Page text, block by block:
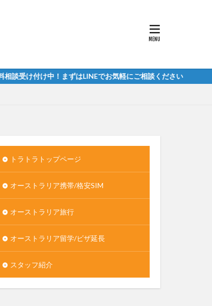
ずはLINEでお気軽にご相談ください
トラトラトップページ
オーストラリア携帯/格安SIM
オーストラリア旅行
オーストラリア留学/ビザ延長
スタッフ紹介